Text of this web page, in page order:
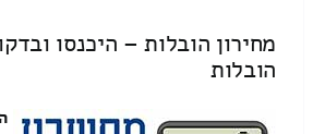
מחירון הובלות – היכנסו
הובלות